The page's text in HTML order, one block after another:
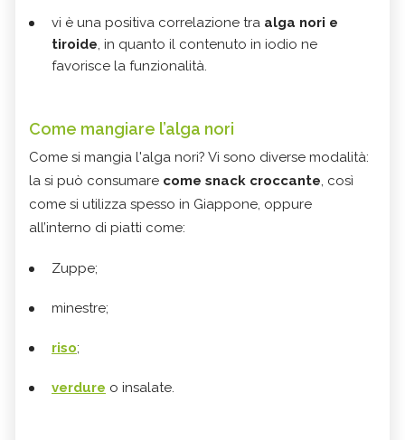
vi è una positiva correlazione tra alga nori e
tiroide, in quanto il contenuto in iodio ne
favorisce la funzionalità.
Come mangiare l’alga nori
Come si mangia l'alga nori? Vi sono diverse modalità:
la si può consumare come snack croccante, così
come si utilizza spesso in Giappone, oppure
all’interno di piatti come:
Zuppe;
minestre;
riso;
verdure o insalate.